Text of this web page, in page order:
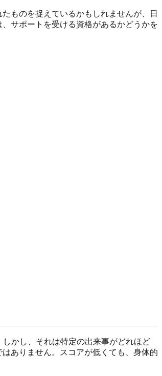
ものを捉えているかもしれませんが、日
サポートを受ける資格があるかどうかを
かし、それは特定の出来事がどれほど
ありません。スコアが低くても、身体的